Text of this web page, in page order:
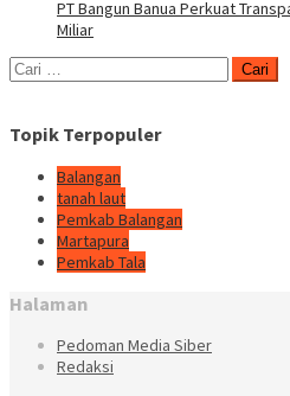
PT Bangun Banua Perkuat
Miliar
Cari
untuk:
Topik Terpopuler
Balangan
tanah laut
Pemkab Balangan
Martapura
Pemkab Tala
Halaman
Pedoman Media Siber
Redaksi